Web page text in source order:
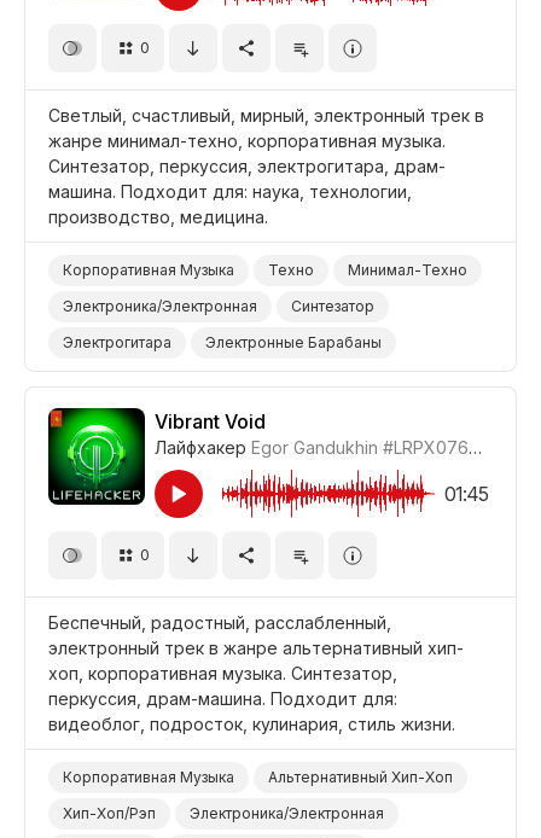
Бизнес/Корпоративный
0
Светлый, счастливый, мирный, электронный трек в
жанре минимал-техно, корпоративная музыка.
Синтезатор, перкуссия, электрогитара, драм-
машина. Подходит для: наука, технологии,
производство, медицина.
Корпоративная Музыка Техно
Минимал-Техно
Электроника/Электронная
Синтезатор
Электрогитара
Электронные Барабаны
Барабаны и Перкуссия
Мирный
Счастливый
Наука/Технология/Производство
Бизнес/Корпоративный
Vibrant Void
Лайфхакер Egor Gandukhin #LRPX0762_19
01:45
0
Беспечный, радостный, расслабленный,
электронный трек в жанре альтернативный хип-
хоп, корпоративная музыка. Синтезатор,
перкуссия, драм-машина. Подходит для:
видеоблог, подросток, кулинария, стиль жизни.
Корпоративная Музыка
Альтернативный Хип-Хоп
Хип-Хоп/Рэп
Электроника/Электронная